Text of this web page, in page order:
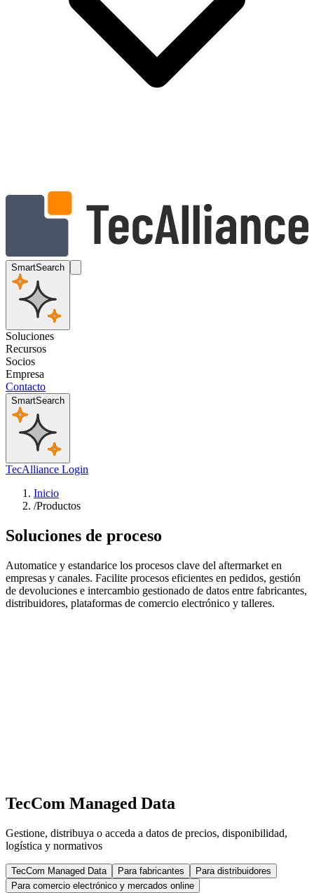
SmartSearch
Soluciones
Recursos
Socios
Empresa
Contacto
SmartSearch
TecAlliance Login
Inicio
/Productos
Soluciones de proceso
Automatice y estandarice los procesos clave del aftermarket en
empresas y canales. Facilite procesos eficientes en pedidos, gestión
de devoluciones e intercambio gestionado de datos entre fabricantes,
distribuidores, plataformas de comercio electrónico y talleres.
TecCom Managed Data
Gestione, distribuya o acceda a datos de precios, disponibilidad,
logística y normativos
TecCom Managed Data Para fabricantes
Para distribuidores
Para comercio electrónico y mercados online